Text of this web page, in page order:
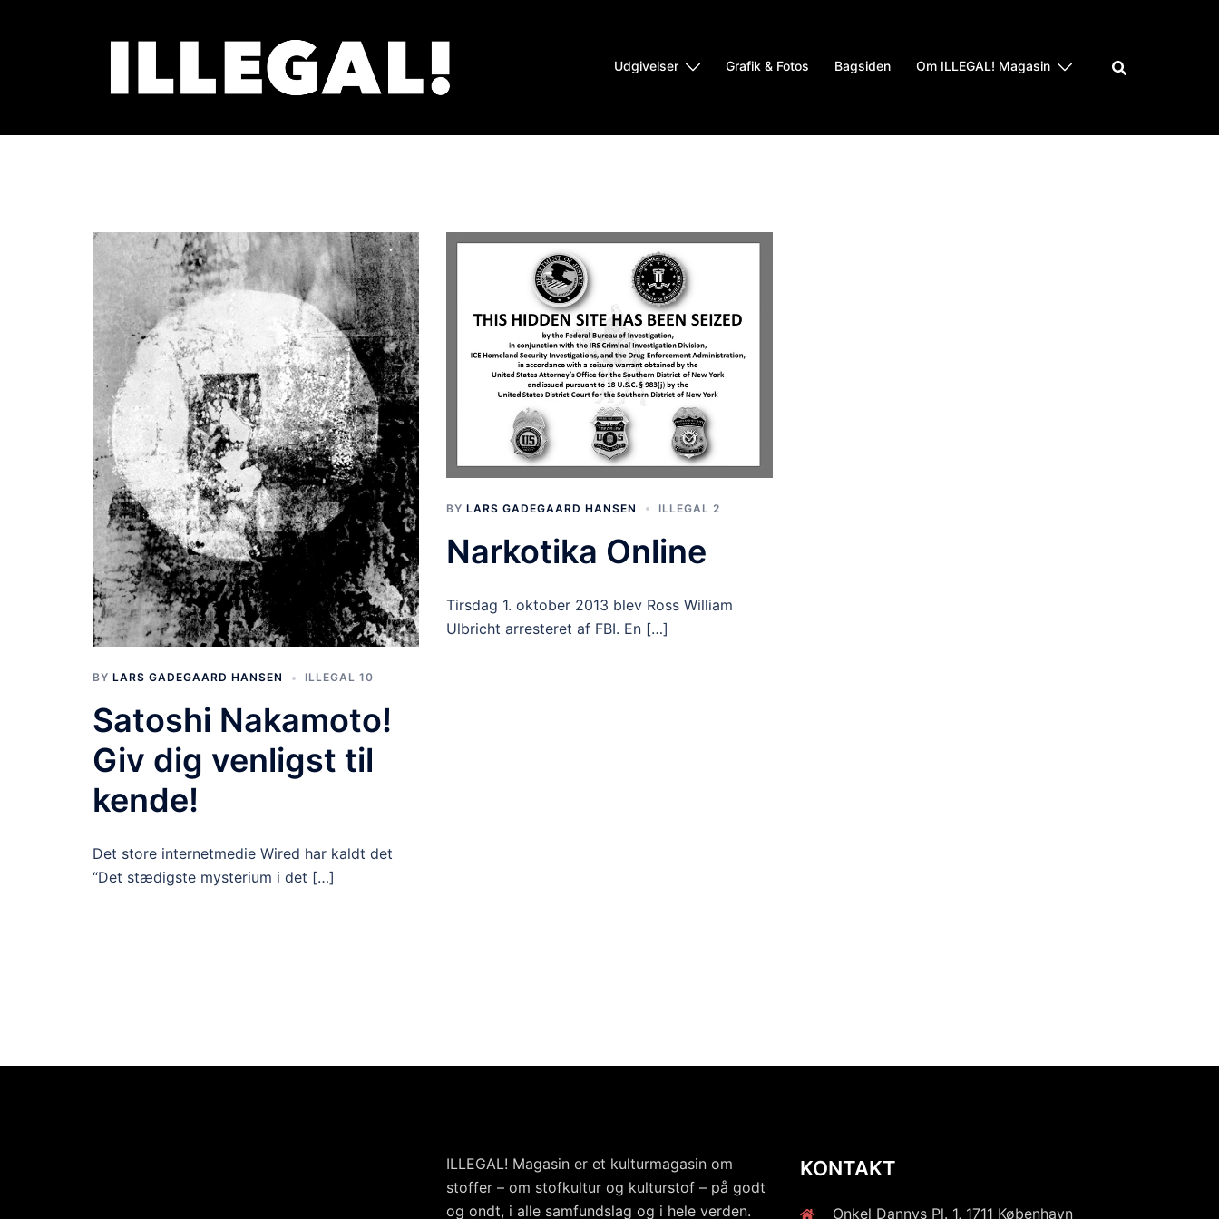
Udgivelser Grafik & Fotos Bagsiden Om ILLEGAL! Magasin
BY LARS GADEGAARD HANSEN ILLEGAL 10
Satoshi Nakamoto!
Giv dig venligst til
kende!
Det store internetmedie Wired har kaldt det
“Det stædigste mysterium i det […]
BY LARS GADEGAARD HANSEN ILLEGAL 2
Narkotika Online
Tirsdag 1. oktober 2013 blev Ross William
Ulbricht arresteret af FBI. En […]
ILLEGAL! Magasin er et kulturmagasin om
stoffer – om stofkultur og kulturstof – på godt
og ondt, i alle samfundslag og i hele verden.
KONTAKT
Onkel Dannys Pl. 1, 1711 København